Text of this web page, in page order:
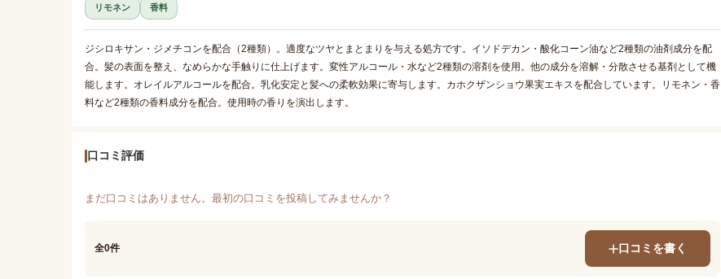
リモネン 香料
ジシロキサン・ジメチコンを配合（2種類）。適度なツヤとまとまりを与える処方です。イソドデカン・酸化コーン油など2種類の油剤成分を配
合。髪の表面を整え、なめらかな手触りに仕上げます。変性アルコール・水など2種類の溶剤を使用。他の成分を溶解・分散させる基剤として機
能します。オレイルアルコールを配合。乳化安定と髪への柔軟効果に寄与します。カホクザンショウ果実エキスを配合しています。リモネン・香
料など2種類の香料成分を配合。使用時の香りを演出します。
口コミ評価
まだ口コミはありません。最初の口コミを投稿してみませんか？
全0件 口コミを書く